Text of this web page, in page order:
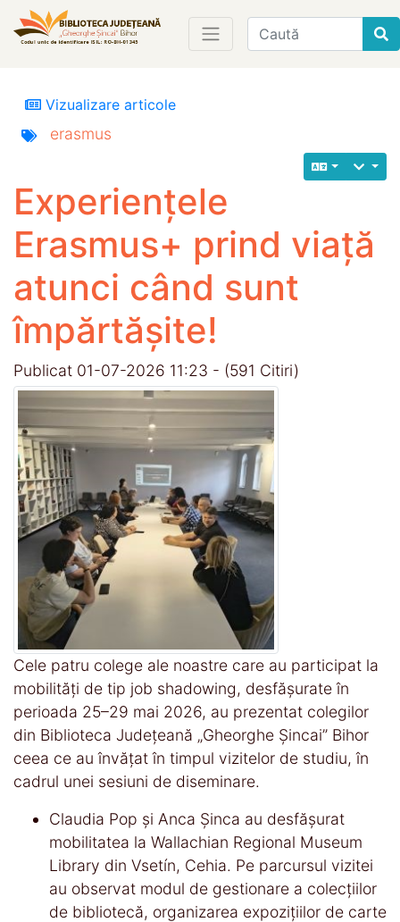
Find
Vizualizare articole
erasmus
Experiențele
Erasmus+ prind viață
atunci când sunt
împărtășite!
Publicat 01-07-2026 11:23 - (591 Citiri)
Cele patru colege ale noastre care au participat la
mobilități de tip job shadowing, desfășurate în
perioada 25–29 mai 2026, au prezentat colegilor
din Biblioteca Județeană „Gheorghe Șincai” Bihor
ceea ce au învățat în timpul vizitelor de studiu, în
cadrul unei sesiuni de diseminare.
Claudia Pop și Anca Șinca au desfășurat
mobilitatea la Wallachian Regional Museum
Library din Vsetín, Cehia. Pe parcursul vizitei
au observat modul de gestionare a colecțiilor
de bibliotecă, organizarea expozițiilor de carte